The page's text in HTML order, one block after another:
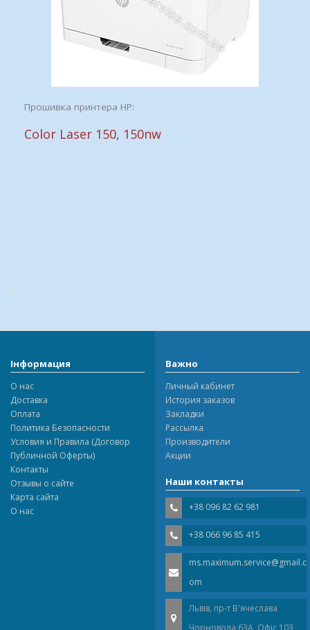
Прошивка принтера HP:
Color Laser 150, 150nw
Інформация
О нас
Доставка
Оплата
Политика Безопасности
Условия и Правила (Договор
Публичной Оферты)
Контакты
Отзывы о сайте
Карта сайта
О нас
Важно
Личный кабинет
История заказов
Закладки
Рассылка
Производители
Акции
Наши контакты
+38 096 82 62 981
+38 066 96 85 415
ms.maximum.service@gmail.c
om
Львів, пр-т В'ячеслава